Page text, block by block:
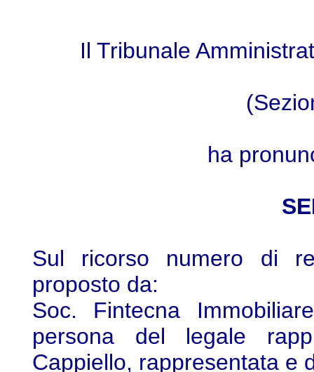
Il Tribunale
ha
Sul ricorso numero di
proposto da:
Soc. Fintecna
persona del legale
Cappiello, rappresentata e